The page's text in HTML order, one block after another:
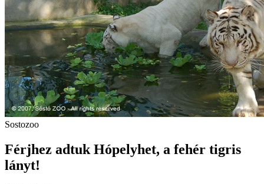
Sostozoo
Férjhez adtuk Hópelyhet, a fehér tigris
lányt!